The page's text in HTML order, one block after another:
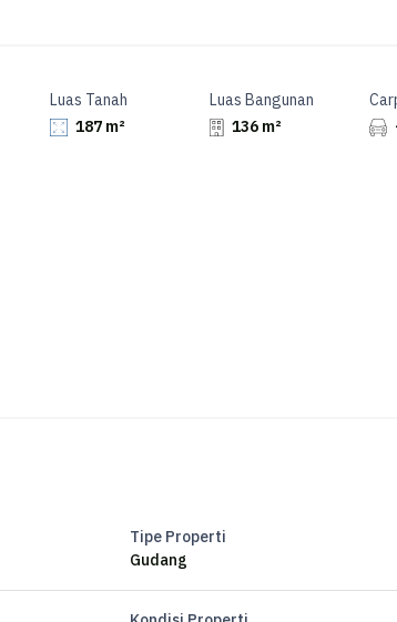
Luas Tanah
187 m²
Luas Bangunan
136 m²
Tipe Properti
Gudang